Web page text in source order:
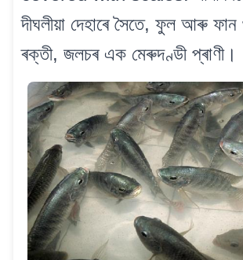
দীঘলীয়া দেহাৰে সৈতে, ফুল আৰু
ৰক্তী, জলচৰ এক মেৰুদণ্ডী প্ৰাণী।